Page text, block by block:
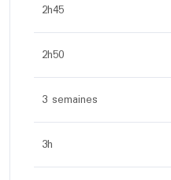
2h45
2h50
3 semaines
3h